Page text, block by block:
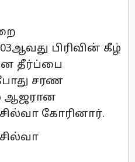
பிரிவின் கீழ்
தீர்ப்பை
சரண
ஆஜரான
கோரினார்.